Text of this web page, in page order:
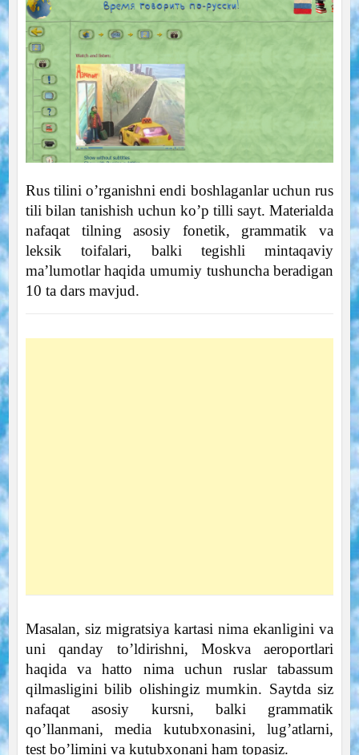
Rus tilini o’rganishni endi boshlaganlar uchun rus
tili bilan tanishish uchun ko’p tilli sayt. Materialda
nafaqat tilning asosiy fonetik, grammatik va
leksik toifalari, balki tegishli mintaqaviy
ma’lumotlar haqida umumiy tushuncha beradigan
10 ta dars mavjud.
Masalan, siz migratsiya kartasi nima ekanligini va
uni qanday to’ldirishni, Moskva aeroportlari
haqida va hatto nima uchun ruslar tabassum
qilmasligini bilib olishingiz mumkin. Saytda siz
nafaqat asosiy kursni, balki grammatik
qo’llanmani, media kutubxonasini, lug’atlarni,
test bo’limini va kutubxonani ham topasiz.